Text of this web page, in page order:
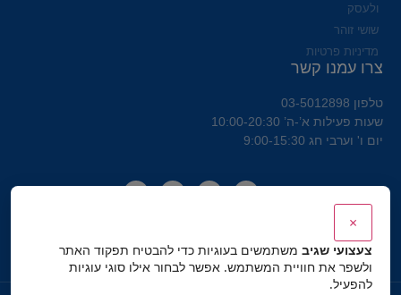
ולעסק
שושי זוהר
מדיניות פרטיות
צרו עמנו קשר
טלפון 03-5012898
שעות פעילות א’-ה’ 10:00-20:30
יום ו' וערבי חג 9:00-15:30
×
צעצועי שגיב משתמשים בעוגיות כדי להבטיח תפקוד האתר
ולשפר את חוויית המשתמש. אפשר לבחור אילו סוגי עוגיות
להפעיל.